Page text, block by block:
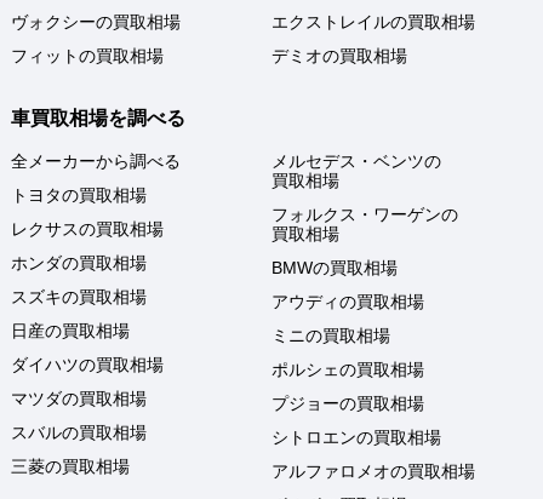
ヴォクシーの買取相場
フィットの買取相場
エクストレイルの買取相場
デミオの買取相場
車買取相場を調べる
全メーカーから調べる
トヨタの買取相場
レクサスの買取相場
ホンダの買取相場
スズキの買取相場
日産の買取相場
ダイハツの買取相場
マツダの買取相場
スバルの買取相場
三菱の買取相場
メルセデス・ベンツの
買取相場
フォルクス・ワーゲンの
買取相場
BMWの買取相場
アウディの買取相場
ミニの買取相場
ポルシェの買取相場
プジョーの買取相場
シトロエンの買取相場
アルファロメオの買取相場